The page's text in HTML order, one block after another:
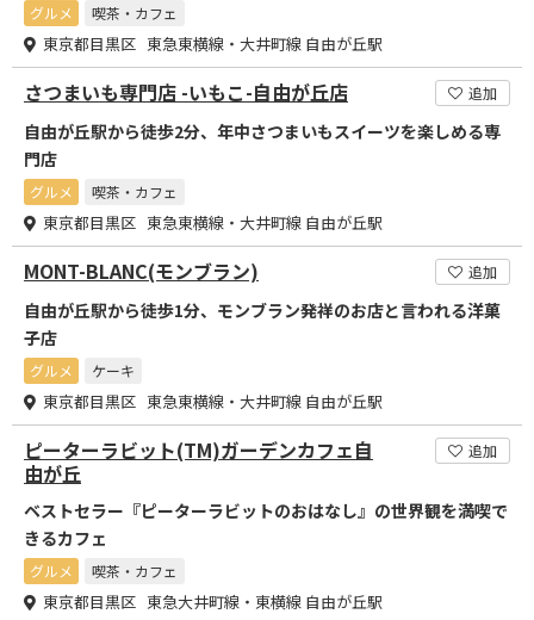
グルメ 喫茶・カフェ
東京都目黒区 東急東横線・大井町線 自由が丘駅
さつまいも専門店 -いもこ-自由が丘店 追加
自由が丘駅から徒歩2分、年中さつまいもスイーツを楽しめる専
門店
グルメ 喫茶・カフェ
東京都目黒区 東急東横線・大井町線 自由が丘駅
MONT-BLANC(モンブラン) 追加
自由が丘駅から徒歩1分、モンブラン発祥のお店と言われる洋菓
子店
グルメ ケーキ
東京都目黒区 東急東横線・大井町線 自由が丘駅
ピーターラビット(TM)ガーデンカフェ自
由が丘
追加
ベストセラー『ピーターラビットのおはなし』の世界観を満喫で
きるカフェ
グルメ 喫茶・カフェ
東京都目黒区 東急大井町線・東横線 自由が丘駅